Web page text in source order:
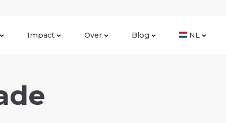
Impact Over Blog NL